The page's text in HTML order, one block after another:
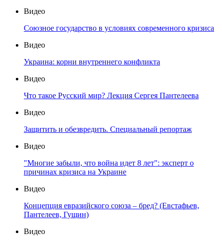
Видео
Союзное государство в условиях современного кризиса
Видео
Украина: корни внутреннего конфликта
Видео
Что такое Русский мир? Лекция Сергея Пантелеева
Видео
Защитить и обезвредить. Специальный репортаж
Видео
"Многие забыли, что война идет 8 лет": эксперт о
причинах кризиса на Украине
Видео
Концепция евразийского союза – бред? (Евстафьев,
Пантелеев, Гущин)
Видео